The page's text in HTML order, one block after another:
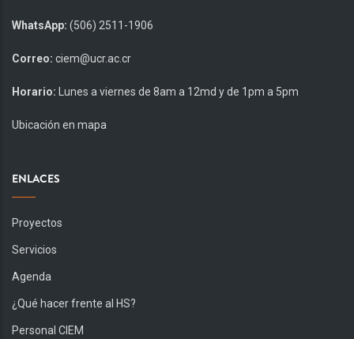
WhatsApp: (506) 2511-1906
Correo: ciem@ucr.ac.cr
Horario: Lunes a viernes de 8am a 12md y de 1pm a 5pm
Ubicación en mapa
ENLACES
Proyectos
Servicios
Agenda
¿Qué hacer frente al HS?
Personal CIEM